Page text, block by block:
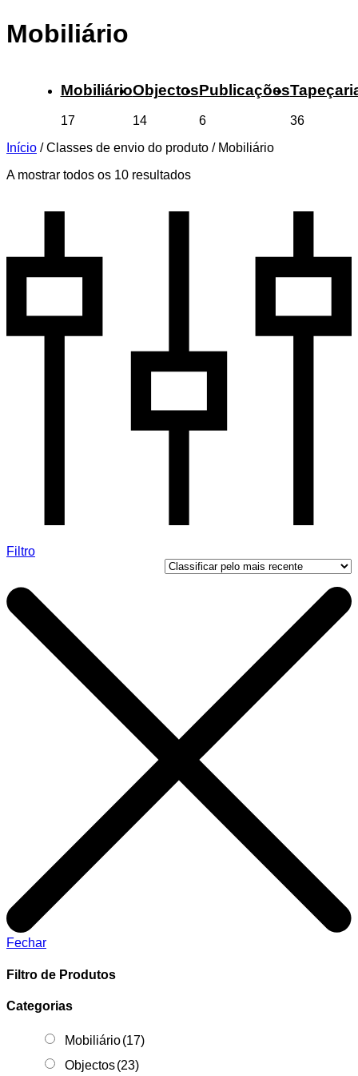
Mobiliário
Mobiliário
17
Objectos
14
Publicações
6
36
Início /Classes de envio do produto / Mobiliário
A mostrar todos os 10 resultados
Filtro
Fechar
Filtro de Produtos
Categorias
Mobiliário(17)
Objectos(23)